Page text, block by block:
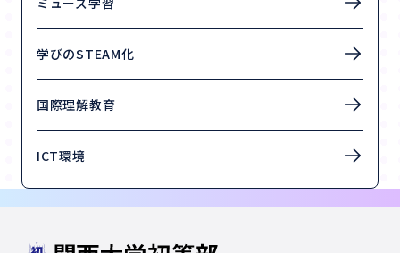
学びのSTEAM化
国際理解教育
ICT環境